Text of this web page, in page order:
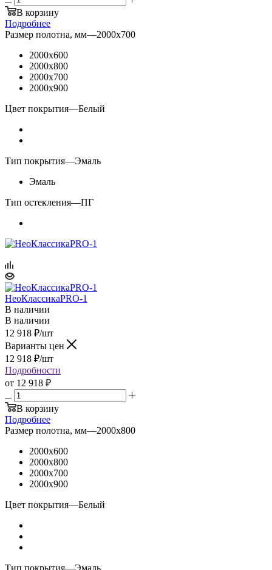
В корзину
Подробнее
Размер полотна, мм—2000x700
2000x600
2000x800
2000x700
2000x900
Цвет покрытия—Белый
Тип покрытия—Эмаль
Эмаль
Тип остекления—ПГ
НеоКлассикаPRO-1
В наличии
В наличии
12 918 ₽/шт
Варианты цен
12 918 ₽/шт
Подробности
от 12 918 ₽
В корзину
Подробнее
Размер полотна, мм—2000x800
2000x600
2000x800
2000x700
2000x900
Цвет покрытия—Белый
Тип покрытия—Эмаль